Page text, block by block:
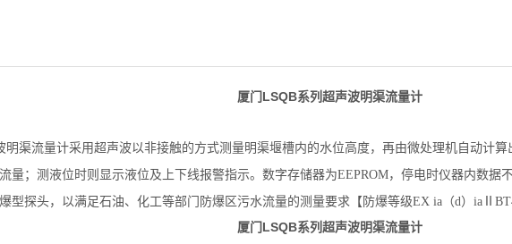
厦门LSQB系列超声波明渠流量计
明渠流量计采用超声波以非接触的方式测量明渠堰槽内的水位高度，再由微处理机自动计算
量；测液位时则显示液位及上下线报警指示。数字存储器为EEPROM，停电时仪器内数据
型探头，以满足石油、化工等部门防爆区污水流量的测量要求【防爆等级EX ia（d）
厦门LSQB系列超声波明渠流量计